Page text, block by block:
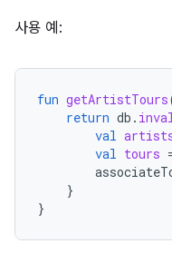
사용 예:
fun getArtistTours
return db .
val
val tours
}
}